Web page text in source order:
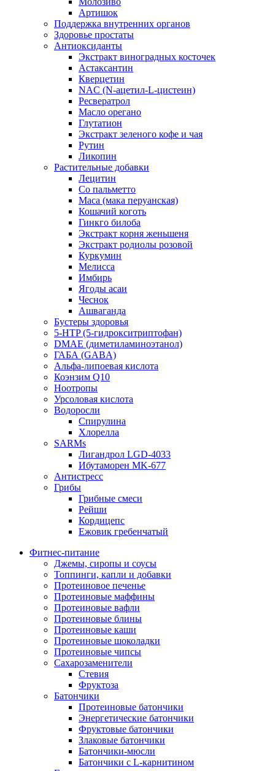
Артишок
Поддержка внутренних органов
Здоровье простаты
Антиоксиданты
Экстракт виноградных косточек
Астаксантин
Кверцетин
NAC (N-ацетил-L-цистеин)
Ресвератрол
Масло орегано
Глутатион
Экстракт зеленого кофе и чая
Рутин
Ликопин
Растительные добавки
Лецитин
Со пальметто
Maca (мака перуанская)
Кошачий коготь
Гинкго билоба
Экстракт корня женьшеня
Экстракт родиолы розовой
Куркумин
Мелисса
Имбирь
Ягоды асаи
Чеснок
Ашваганда
Бустеры здоровья
5-HTP (5-гидрокситриптофан)
DMAE (диметиламиноэтанол)
ГАБА (GABA)
Альфа-липоевая кислота
Коэнзим Q10
Ноотропы
Урсоловая кислота
Водоросли
Спирулина
Хлорелла
SARMs
Лигандрол LGD-4033
Ибутаморен MK-677
Антистресс
Грибы
Грибные смеси
Рейши
Кордицепс
Ежовик гребенчатый
Фитнес-питание
Джемы, сиропы и соусы
Топпинги, капли и добавки
Протеиновое печенье
Протеиновые маффины
Протеиновые вафли
Протеиновые блины
Протеиновые каши
Протеиновые шоколадки
Протеиновые чипсы
Сахарозаменители
Стевия
Фруктоза
Батончики
Протеиновые батончики
Энергетические батончики
Фруктовые батончики
Злаковые батончики
Батончики-мюсли
Батончики с L-карнитином